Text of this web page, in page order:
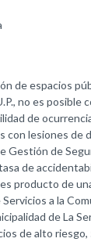
de espacios
no es posible
de
con lesiones de
Gestión de
de
producto de
a la
de La
de alto riesgo,